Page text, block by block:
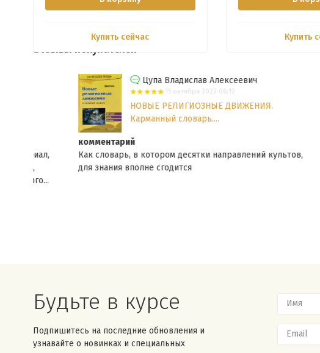
Купить сейчас Купить
Отзывы покупателей
Цупа Владислав Алексеевич
15 октября 2022 06:12
НОВЫЕ РЕЛИГИОЗНЫЕ ДВИЖЕНИЯ.
Карманный словарь....
комментарий
Как словарь, в котором десятки направлений культов,
для знания вполне сгодится
на
Будьте в курсе
Подпишитесь на последние обновления и
узнавайте о новинках и специальных